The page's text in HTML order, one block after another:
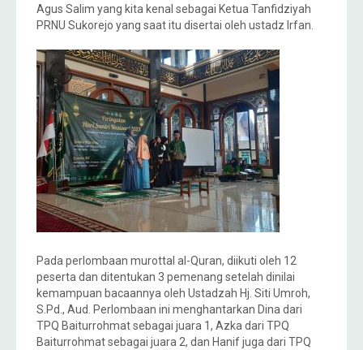
Agus Salim yang kita kenal sebagai Ketua Tanfidziyah
PRNU Sukorejo yang saat itu disertai oleh ustadz Irfan.
Pada perlombaan murottal al-Quran, diikuti oleh 12
peserta dan ditentukan 3 pemenang setelah dinilai
kemampuan bacaannya oleh Ustadzah Hj. Siti Umroh,
S.Pd., Aud. Perlombaan ini menghantarkan Dina dari
TPQ Baiturrohmat sebagai juara 1, Azka dari TPQ
Baiturrohmat sebagai juara 2, dan Hanif juga dari TPQ